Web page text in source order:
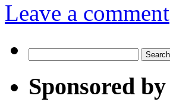
Leave a comment
for:
Sponsored by